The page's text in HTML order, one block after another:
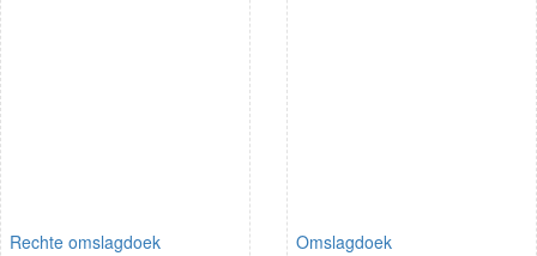
Rechte omslagdoek Omslagdoek